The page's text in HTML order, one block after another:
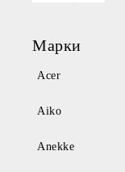
Марки
Acer
Aiko
Anekke